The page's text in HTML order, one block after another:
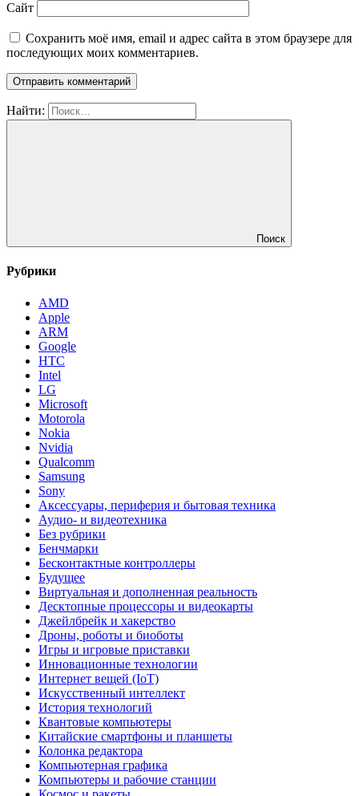
Сайт
Сохранить моё имя, email и адрес сайта в этом браузере для
последующих моих комментариев.
Найти:
Поиск
Рубрики
AMD
Apple
ARM
Google
HTC
Intel
LG
Microsoft
Motorola
Nokia
Nvidia
Qualcomm
Samsung
Sony
Аксессуары, периферия и бытовая техника
Аудио- и видеотехника
Без рубрики
Бенчмарки
Бесконтактные контроллеры
Будущее
Виртуальная и дополненная реальность
Десктопные процессоры и видеокарты
Джейлбрейк и хакерство
Дроны, роботы и биоботы
Игры и игровые приставки
Инновационные технологии
Интернет вещей (IoT)
Искусственный интеллект
История технологий
Квантовые компьютеры
Китайские смартфоны и планшеты
Колонка редактора
Компьютерная графика
Компьютеры и рабочие станции